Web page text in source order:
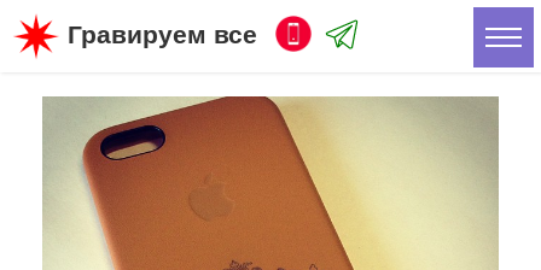
Гравируем все